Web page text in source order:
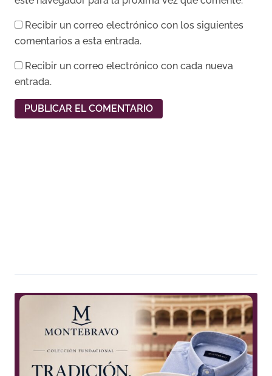
Recibir un correo electrónico con los siguientes
comentarios a esta entrada.
Recibir un correo electrónico con cada nueva
entrada.